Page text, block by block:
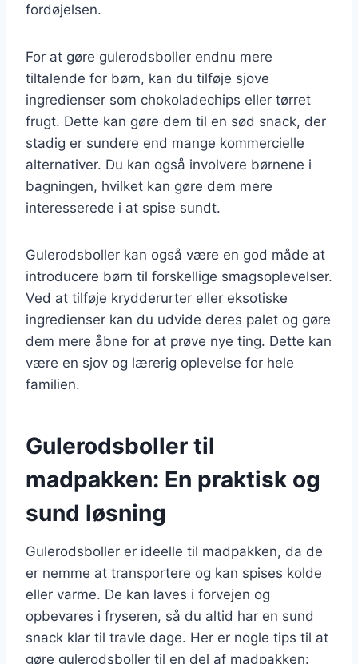
fordøjelsen.
For at gøre gulerodsboller endnu mere
tiltalende for børn, kan du tilføje sjove
ingredienser som chokoladechips eller tørret
frugt. Dette kan gøre dem til en sød snack, der
stadig er sundere end mange kommercielle
alternativer. Du kan også involvere børnene i
bagningen, hvilket kan gøre dem mere
interesserede i at spise sundt.
Gulerodsboller kan også være en god måde at
introducere børn til forskellige smagsoplevelser.
Ved at tilføje krydderurter eller eksotiske
ingredienser kan du udvide deres palet og gøre
dem mere åbne for at prøve nye ting. Dette kan
være en sjov og lærerig oplevelse for hele
familien.
Gulerodsboller til
madpakken: En praktisk og
sund løsning
Gulerodsboller er ideelle til madpakken, da de
er nemme at transportere og kan spises kolde
eller varme. De kan laves i forvejen og
opbevares i fryseren, så du altid har en sund
snack klar til travle dage. Her er nogle tips til at
gøre gulerodsboller til en del af madpakken: